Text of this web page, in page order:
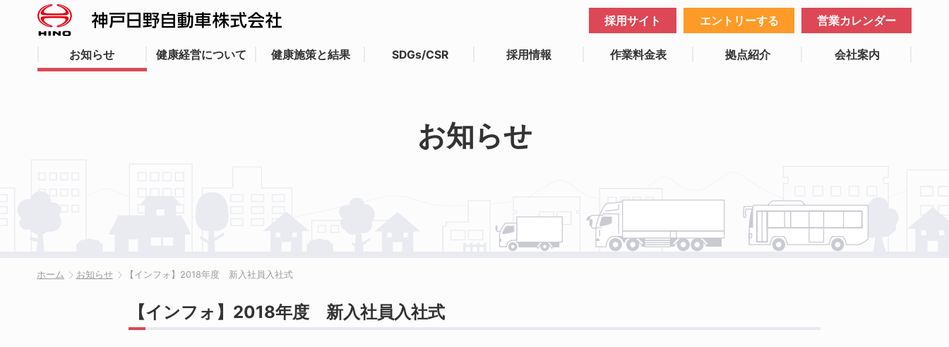
お知らせ 健康経営について 健康施策と結果 SDGs/CSR 採用情報 作業料金表 拠点紹介 会社案内
採用サイト エントリーする 営業カレンダー
お知らせ
ホーム お知らせ 【インフォ】2018年度 新入社員入社式
【インフォ】2018年度 新入社員入社式